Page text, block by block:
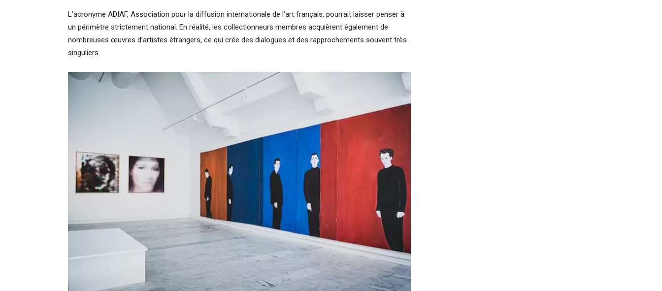
L’acronyme ADIAF, Association pour la diffusion internationale de l’art français, pourrait laisser penser à
un périmètre strictement national. En réalité, les collectionneurs membres acquièrent également de
nombreuses œuvres d’artistes étrangers, ce qui crée des dialogues et des rapprochements souvent très
singuliers.